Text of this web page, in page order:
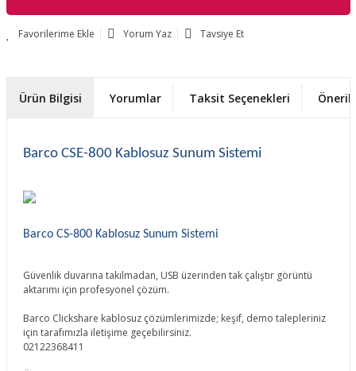
Yorum Yaz Tavsiye Et
Ürün Bilgisi Yorumlar Taksit Seçenekleri
Barco CSE-800 Kablosuz Sunum Sistemi
Barco CS-800 Kablosuz Sunum Sistemi
Güvenlik duvarına takılmadan, USB üzerinden tak çalıştır görüntü
aktarımı için profesyonel çözüm.
Barco Clickshare kablosuz çözümlerimizde; keşif, demo talepleriniz
için tarafımızla iletişime geçebilirsiniz.
02122368411